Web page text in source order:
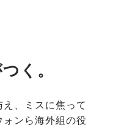
ド（同左）、ピム・ファーベック
も多かった。
く。
、ミスに焦って
ンら海外組の役